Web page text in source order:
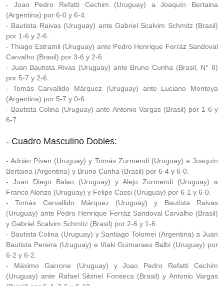
- Joao Pedro Refatti Cechim (Uruguay) a Joaquín Bertaina
(Argentina) por 6-0 y 6-4.
- Bautista Raivas (Uruguay) ante Gabriel Scalvim Schmitz (Brasil)
por 1-6 y 2-6.
- Thiago Estramil (Uruguay) ante Pedro Henrique Ferráz Sandoval
Carvalho (Brasil) por 3-6 y 2-6.
- Juan Bautista Rivas (Uruguay) ante Bruno Cunha (Brasil, N° 8)
por 5-7 y 2-6.
- Tomás Carvallido Márquez (Uruguay) ante Luciano Montoya
(Argentina) por 5-7 y 0-6.
- Bautista Colina (Uruguay) ante Antonio Vargas (Brasil) por 1-6 y
6-7.
- Cuadro Masculino Dobles:
- Adrián Píven (Uruguay) y Tomás Zurmendi (Uruguay) a Joaquín
Bertaina (Argentina) y Bruno Cunha (Brasil) por 6-4 y 6-0.
- Juan Diego Balao (Uruguay) y Alejo Zurmendi (Uruguay) a
Franco Alonzo (Uruguay) y Felipe Cassi (Uruguay) por 6-1 y 6-0.
- Tomás Carvallido Márquez (Uruguay) y Bautista Raivas
(Uruguay) ante Pedro Henrique Ferráz Sandoval Carvalho (Brasil)
y Gabriel Scalvim Schmitz (Brasil) por 2-6 y 1-6.
- Bautista Colina (Uruguay) y Santiago Tolomei (Argentina) a Juan
Bautista Pereira (Uruguay) e Iñaki Guimaraes Balbi (Uruguay) por
6-2 y 6-2.
- Máximo Garrone (Uruguay) y Joao Pedro Refatti Cechim
(Uruguay) ante Rafael Sibinel Fonseca (Brasil) y Antonio Vargas